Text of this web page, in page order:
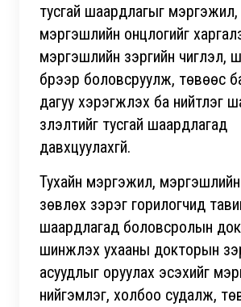
тусгай шаардлагыг мэргэжил,
мэргэшлийн онцлогийг
мэргэшлийн зэргийн чиглэл,
бүрээр боловсруулж, төвөөс
дагуу хэрэгжүүлэх ба нийтлэг
үзүүлэлтийг тусгай шаардлагад
давхцуулахгүй.
Тухайн мэргэжил,
зөвлөх зэрэг горилогчид
шаардлагад боловсролын
шинжлэх ухааны докторын
асуудлыг оруулах эсэхийг
нийгэмлэг, холбоо судалж,